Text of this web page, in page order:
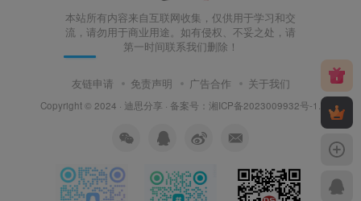
本站所有内容来自互联网收集，仅供用于学习和交
流，请勿用于商业用途。如有侵权、不妥之处，请
第一时间联系我们删除！
友链申请 免责声明 广告合作 关于我们
Copyright © 2024 · 迪思分享 · 备案号： 湘ICP备2023009932号-1